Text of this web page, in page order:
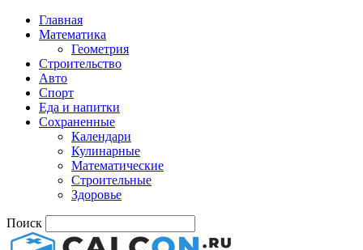
Главная
Математика
Геометрия
Строительство
Авто
Спорт
Еда и напитки
Сохраненные
Календари
Кулинарные
Математические
Строительные
Здоровье
Поиск